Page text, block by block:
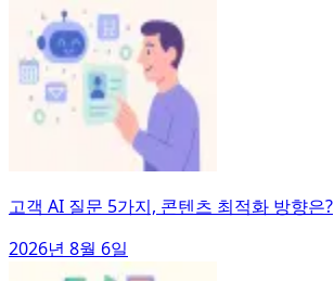
고객 AI 질문 5가지, 콘텐츠 최적화 방향은?
2026년 8월 6일